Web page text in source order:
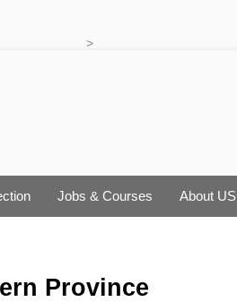
>
Jobs & Courses About US
Province